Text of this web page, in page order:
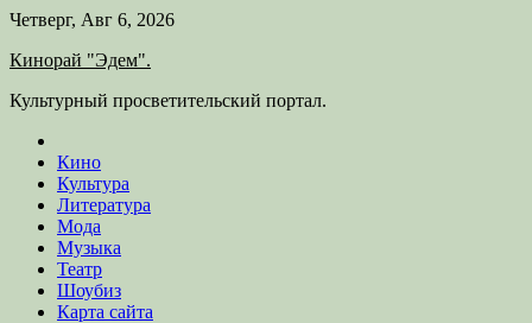
Skip
content
Четверг, Авг 6, 2026
Кинорай "Эдем".
Культурный просветительский портал.
Кино
Культура
Литература
Мода
Музыка
Театр
Шоубиз
Карта сайта